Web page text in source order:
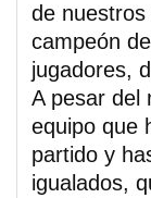
de
campeón
jugadores,
A pesar del
equipo que
partido y
igualados,